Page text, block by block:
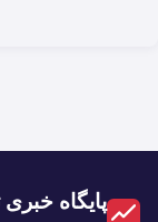
پایگاه خبری